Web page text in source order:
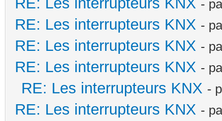
-
RE: Les interrupteurs KNX -
RE: Les interrupteurs KNX -
RE: Les interrupteurs KNX -
RE: Les interrupteurs KNX -
RE: Les interrupteurs KNX -